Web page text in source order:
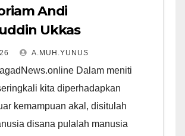
Andi
Ukkas
A.MUH.YUNUS
Dalam meniti
kita diperhadapkan
kemampuan akal, disitulah
disana pulalah manusia